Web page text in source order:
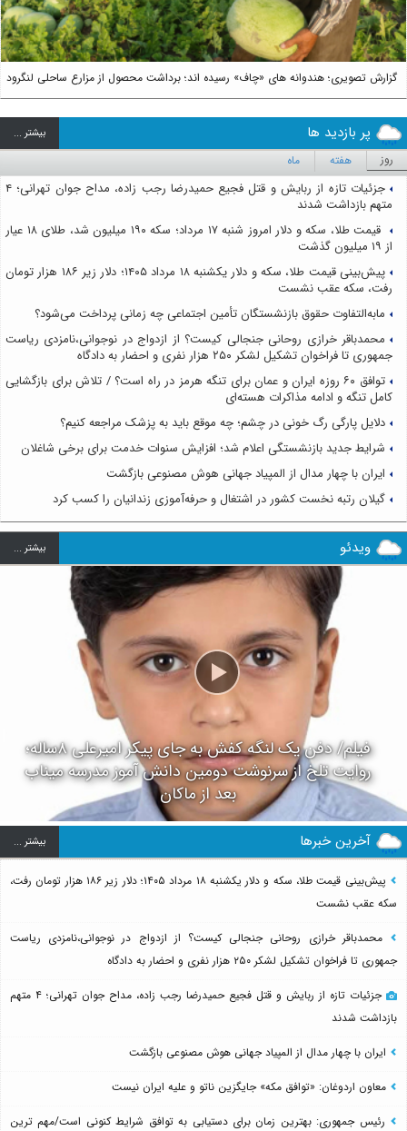
گزارش تصویری؛ هندوانه های «چاف» رسیده اند؛ برداشت محصول از مزارع ساحلی لنگرود
پر بازدید ها بيشتر ...
روز هفته ماه
جزئیات تازه از ربایش و قتل فجیع حمیدرضا رجب زاده، مداح جوان تهرانی؛ ۴
متهم بازداشت شدند
قیمت طلا، سکه و دلار امروز شنبه ۱۷ مرداد؛ سکه ۱۹۰ میلیون شد، طلای ۱۸ عیار
از ۱۹ میلیون گذشت
پیش‌بینی قیمت طلا، سکه و دلار یکشنبه ۱۸ مرداد ۱۴۰۵؛ دلار زیر ۱۸۶ هزار تومان
رفت، سکه عقب نشست
مابه‌التفاوت حقوق بازنشستگان تأمین اجتماعی چه زمانی پرداخت می‌شود؟
محمدباقر خرازی روحانی جنجالی کیست؟ از ازدواج در نوجوانی،نامزدی ریاست
جمهوری تا فراخوان تشکیل لشکر ۲۵۰ هزار نفری و احضار به دادگاه
توافق ۶۰ روزه ایران و عمان برای تنگه هرمز در راه است؟ / تلاش برای بازگشایی
کامل تنگه و ادامه مذاکرات هسته‌ای
دلایل پارگی رگ خونی در چشم؛ چه موقع باید به پزشک مراجعه کنیم؟
شرایط جدید بازنشستگی اعلام شد؛ افزایش سنوات خدمت برای برخی شاغلان
ایران با چهار مدال از المپیاد جهانی هوش مصنوعی بازگشت
گیلان رتبه نخست کشور در اشتغال و حرفه‌آموزی زندانیان را کسب کرد
ویدئو بيشتر ...
فیلم/ دفن یک لنگه کفش به جای پیکر امیرعلی ۸ساله؛
روایت تلخ از سرنوشت دومین دانش آموز مدرسه میناب
بعد از ماکان
آخرین خبرها بيشتر ...
پیش‌بینی قیمت طلا، سکه و دلار یکشنبه ۱۸ مرداد ۱۴۰۵؛ دلار زیر ۱۸۶ هزار تومان رفت،
سکه عقب نشست
محمدباقر خرازی روحانی جنجالی کیست؟ از ازدواج در نوجوانی،نامزدی ریاست
جمهوری تا فراخوان تشکیل لشکر ۲۵۰ هزار نفری و احضار به دادگاه
جزئیات تازه از ربایش و قتل فجیع حمیدرضا رجب زاده، مداح جوان تهرانی؛ ۴ متهم
بازداشت شدند
ایران با چهار مدال از المپیاد جهانی هوش مصنوعی بازگشت
معاون اردوغان: «توافق مکه» جایگزین ناتو و علیه ایران نیست
رئیس جمهوری: بهترین زمان برای دستیابی به توافق شرایط کنونی است/مهم ترین